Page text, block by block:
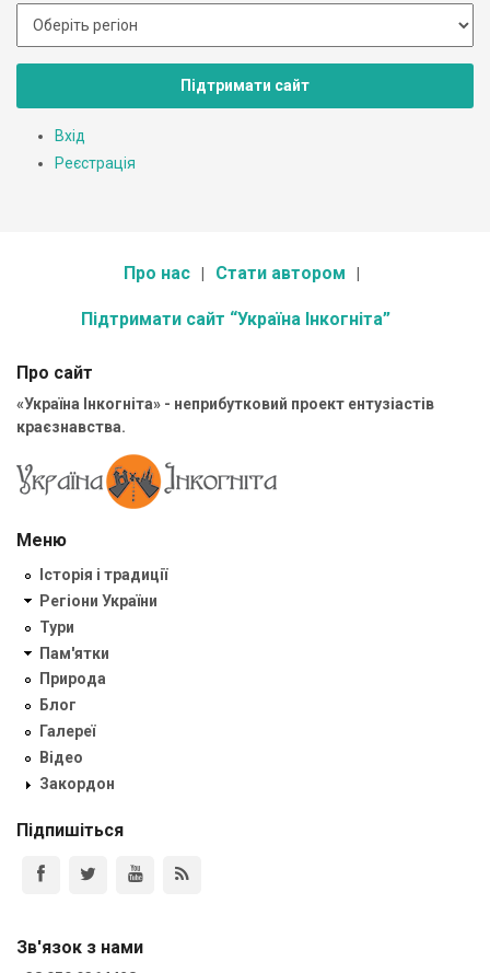
Підтримати сайт
Вхід
Реєстрація
Про нас Стати автором
Підтримати сайт “Україна Інкогніта”
Про сайт
«Україна Інкогніта» - неприбутковий проект ентузіастів
краєзнавства.
Меню
Історія і традиції
Регіони України
Тури
Пам'ятки
Природа
Блог
Галереї
Відео
Закордон
Підпишіться
Зв'язок з нами